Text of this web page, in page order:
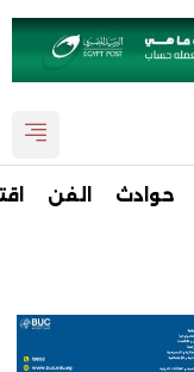
حوادث الفن